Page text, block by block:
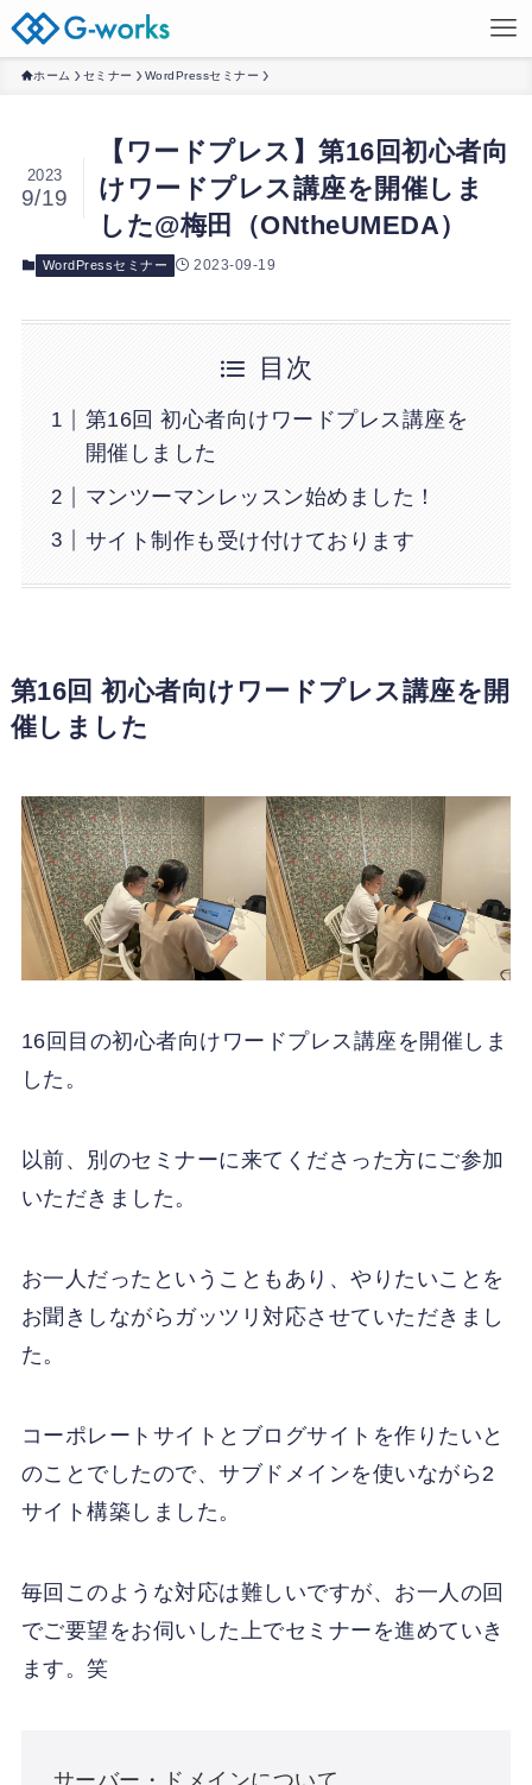
ホーム セミナー WordPressセミナー
【ワードプレス】第16回初心者向
けワードプレス講座を開催しま
した@梅田（ONtheUMEDA）
2023
9/19
WordPressセミナー 2023-09-19
目次
第16回 初心者向けワードプレス講座を
開催しました
マンツーマンレッスン始めました！
サイト制作も受け付けております
第16回 初心者向けワードプレス講座を開
催しました
16回目の初心者向けワードプレス講座を開催しま
した。
以前、別のセミナーに来てくださった方にご参加
いただきました。
お一人だったということもあり、やりたいことを
お聞きしながらガッツリ対応させていただきまし
た。
コーポレートサイトとブログサイトを作りたいと
のことでしたので、サブドメインを使いながら2
サイト構築しました。
毎回このような対応は難しいですが、お一人の回
でご要望をお伺いした上でセミナーを進めていき
ます。笑